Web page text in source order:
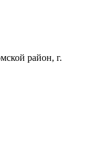
район, г.